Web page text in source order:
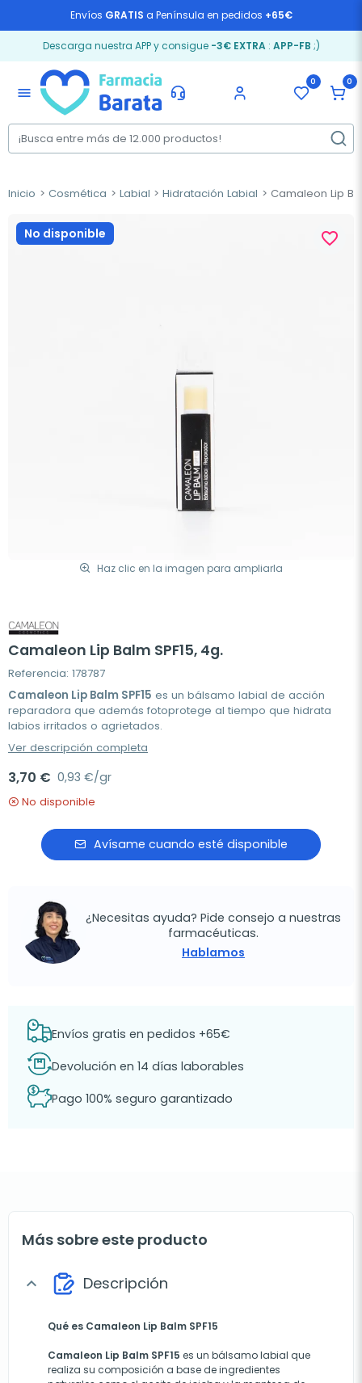
Envíos GRATIS a Península en pedidos +65€
Descarga nuestra APP y consigue -3€ EXTRA: APP-FB ;)
menu
0 0
Inicio Cosmética Labial Hidratación Labial Camaleon Lip
No disponible
Haz clic en la imagen para ampliarla
favorite_border
Camaleon Lip Balm SPF15, 4g.
Referencia: 178787
Camaleon Lip Balm SPF15 es un bálsamo labial de acción
reparadora que además fotoprotege al tiempo que hidrata
labios irritados o agrietados.
Ver descripción completa
3,70 € 0,93 €/gr
No disponible
Avísame cuando esté disponible
¿Necesitas ayuda? Pide consejo a nuestras
farmacéuticas.
Hablamos
Envíos gratis en pedidos +65€
Devolución en 14 días laborables
Pago 100% seguro garantizado
Más sobre este producto
expand_more Descripción
Qué es Camaleon Lip Balm SPF15
Camaleon Lip Balm SPF15 es un bálsamo labial que
realiza su composición a base de ingredientes